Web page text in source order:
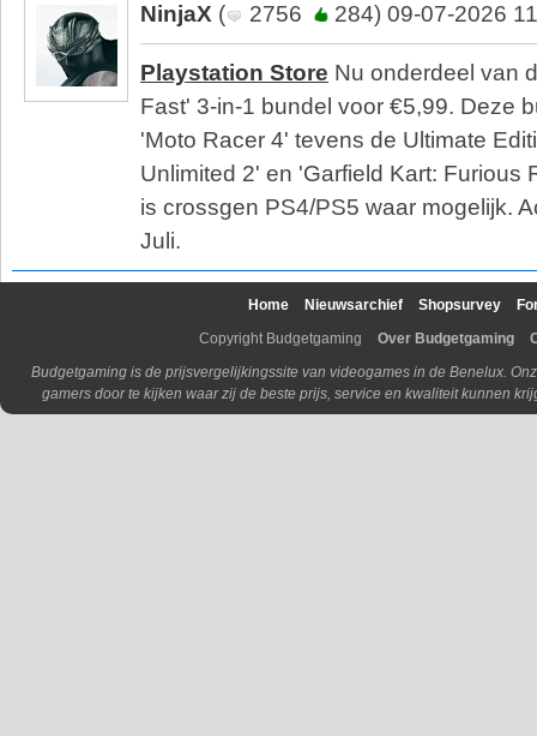
NinjaX ( 2756 284) 09-07-2026
Playstation Store Nu onderdeel van
Fast' 3-in-1 bundel voor €5,99. Deze
'Moto Racer 4' tevens de Ultimate
Unlimited 2' en 'Garfield Kart: Furious
is crossgen PS4/PS5 waar mogelijk.
Juli.
Home Nieuwsarchief Shopsurvey
Copyright Budgetgaming
Over Budgetgaming
Budgetgaming is de prijsvergelijkingssite van videogames in de Benelux.
gamers door te kijken waar zij de beste prijs, service en kwaliteit kunnen